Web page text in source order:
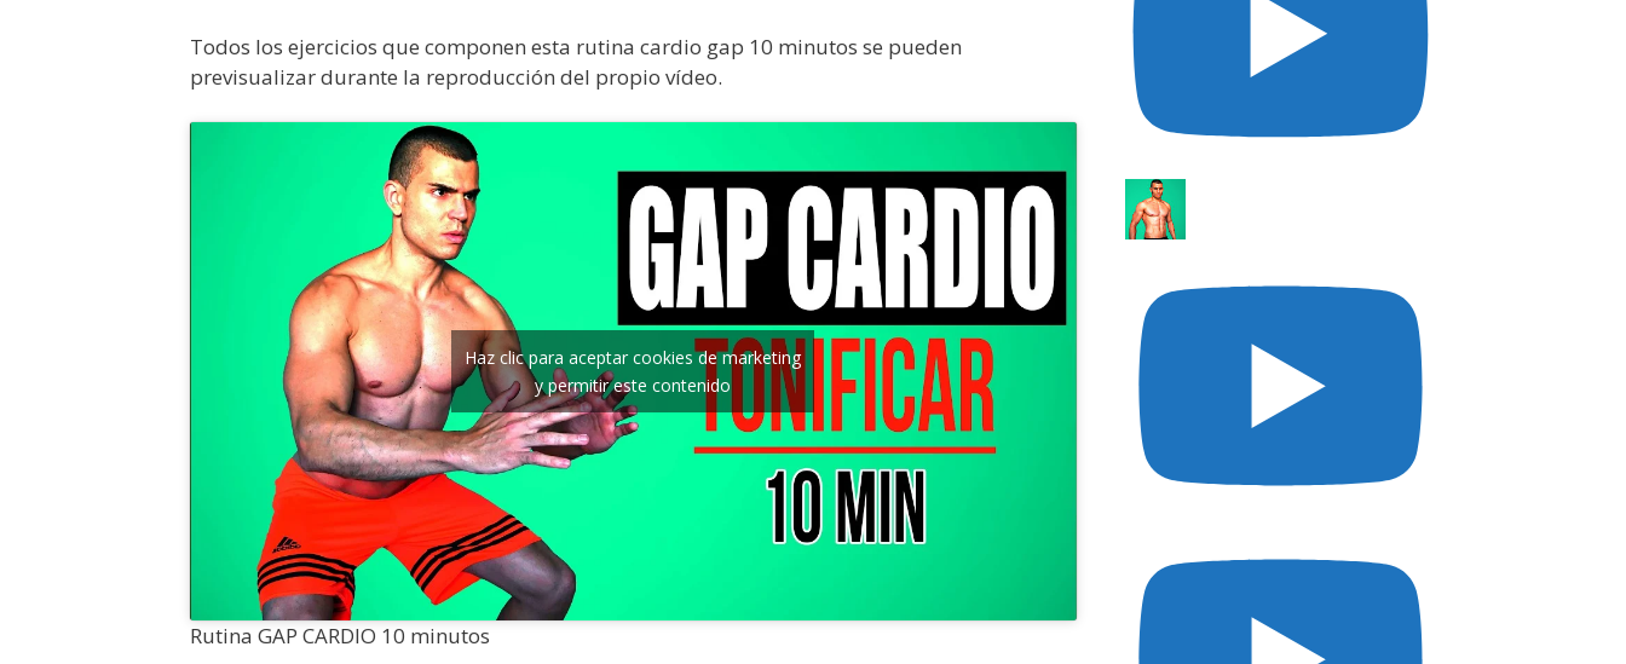
Todos los ejercicios que componen esta rutina cardio gap 10 minutos se pueden
previsualizar durante la reproducción del propio vídeo.
Haz clic para aceptar cookies de marketing
y permitir este contenido
Rutina GAP CARDIO 10 minutos